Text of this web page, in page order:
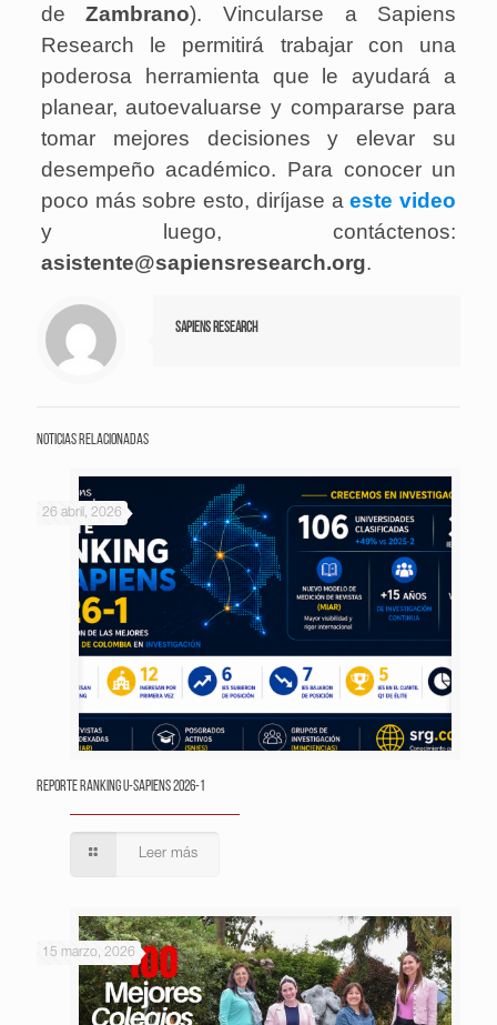
deZambrano). Vincularse a Sapiens
Research le permitirá trabajar con una
poderosa herramienta que le ayudará a
planear, autoevaluarse y compararse para
tomar mejores decisiones y elevar su
desempeño académico. Para conocer un
poco más sobre esto, diríjase aeste video
y luego, contáctenos:
asistente@sapiensresearch.org.
Sapiens Research
Noticias relacionadas
26 abril, 2026
Reporte Ranking U-Sapiens 2026-1
Leer más
15 marzo, 2026